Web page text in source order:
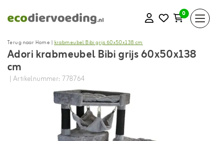
0
Terug naar Home |krabmeubel Bibi grijs 60x50x138 cm
Adori krabmeubel Bibi grijs 60x50x138
cm
| Artikelnummer: 778764